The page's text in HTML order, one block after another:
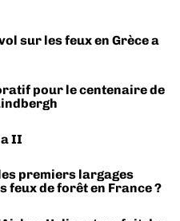
sur les feux en Grèce a
pour le centenaire de
II
premiers largages
feux de forêt en France ?